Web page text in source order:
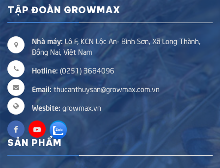
TẬP ĐOÀN GROWMAX
Nhà máy: Lô F, KCN Lộc An- Bình Sơn, Xã Long Thành,
Đồng Nai, Việt Nam
Hotline: (0251) 3684096
Email: thucanthuysan@growmax.com.vn
Wesbite: growmax.vn
SẢN PHẨM